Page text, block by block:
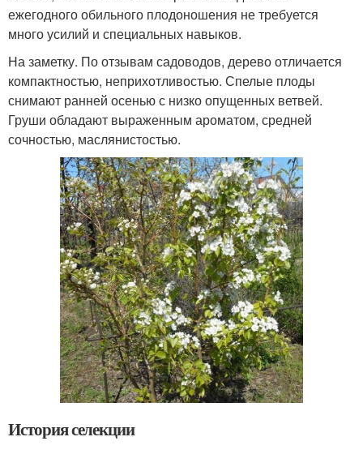
ежегодного обильного плодоношения не требуется
много усилий и специальных навыков.
На заметку. По отзывам садоводов, дерево отличается
компактностью, неприхотливостью. Спелые плоды
снимают ранней осенью с низко опущенных ветвей.
Груши обладают выраженным ароматом, средней
сочностью, маслянистостью.
История селекции